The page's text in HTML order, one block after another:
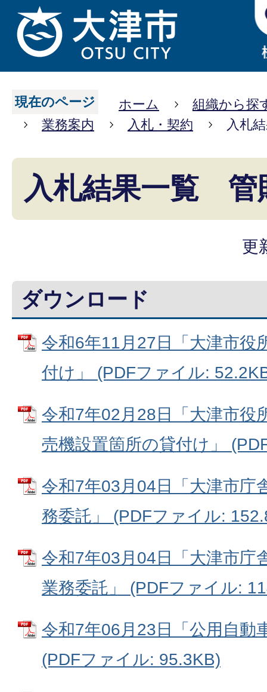
現在のページ ホーム
組織から探
業務案内
入札・契約 入札
入札結果一覧 管
更
ダウンロード
令和6年11月27日「大津市役
付け」 (PDFファイル:
令和7年02月28日「大津市役
売機設置箇所の貸付け」
令和7年03月04日「大津市庁
務委託」 (PDFファイル:
令和7年03月04日「大津市庁
業務委託」 (PDFファイル:
令和7年06月23日「公用自動
(PDFファイル: 95.3KB)